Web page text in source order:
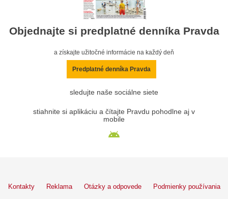
Objednajte si predplatné denníka Pravda
a získajte užitočné informácie na každý deň
Predplatné denníka Pravda
sledujte naše sociálne siete
stiahnite si aplikáciu a čítajte Pravdu pohodlne aj v
mobile
Kontakty Reklama Otázky a odpovede Podmienky používania